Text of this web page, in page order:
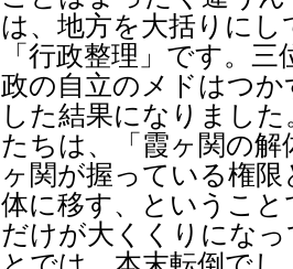
は、地方を大括りに
「行政整理」です。
政の自立のメドはつ
した結果になりまし
たちは、「霞ヶ関の
ヶ関が握っている権
体に移す、というこ
だけが大くくりにな